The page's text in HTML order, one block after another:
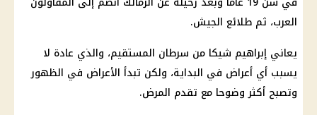
العرب، ثم طلائع الجيش.
يعاني إبراهيم شيكا من سرطان المستقيم، والذي عادة لا
يسبب أي أعراض في البداية، ولكن تبدأ الأعراض في الظهور
وتصبح أكثر وضوحا مع تقدم المرض.